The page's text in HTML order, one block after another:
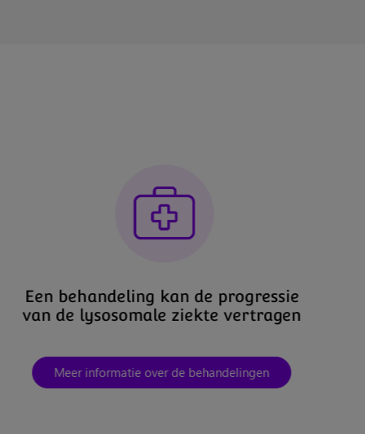
Een behandeling kan de progressie
van de lysosomale ziekte vertragen
Meer informatie over de behandelingen